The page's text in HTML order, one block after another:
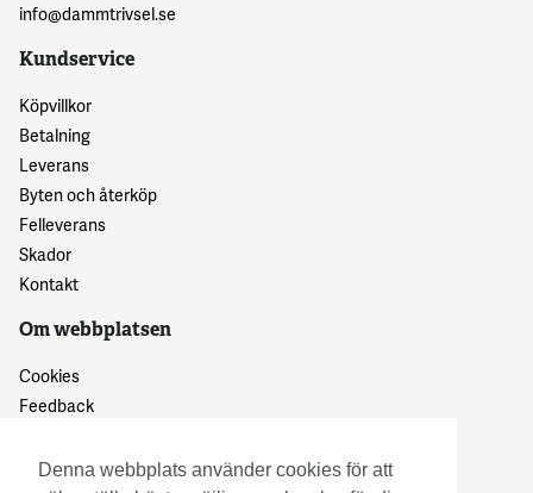
Denna webbplats använder cookies för att
info@dammtrivsel.se
Kundservice
Köpvillkor
Betalning
Leverans
Byten och återköp
Felleverans
Skador
Kontakt
Om webbplatsen
Cookies
Feedback